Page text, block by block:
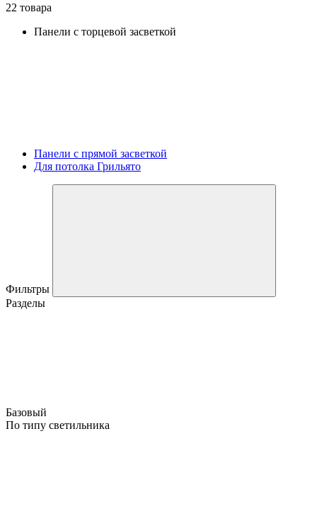
22 товара
Панели с торцевой засветкой
Панели с прямой засветкой
Для потолка Грильято
Фильтры
Разделы
Базовый
По типу светильника